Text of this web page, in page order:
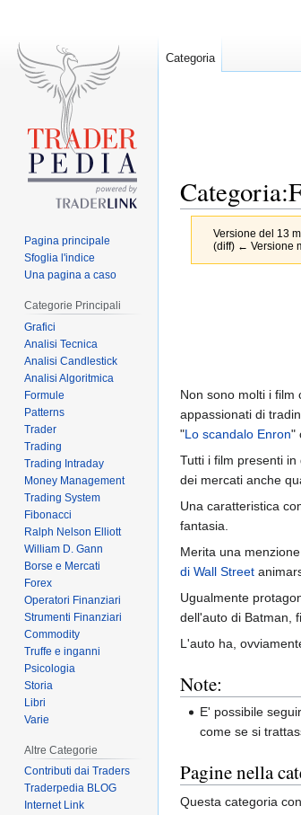
Versione del 13
(diff) ← Versione
Non sono molti i film
appassionati di
"Lo scandalo Enron"
Tutti i film presenti
dei mercati anche
Una caratteristica
fantasia.
Merita una
di Wall Street
Ugualmente
dell'auto di Batman,
L'auto ha,
Note:
E' possibile
come se si
Pagine nella
Questa categoria
Categoria
Pagina principale
Sfoglia l'indice
Una pagina a caso
Categorie Principali
Grafici
Analisi Tecnica
Analisi Candlestick
Analisi Algoritmica
Formule
Patterns
Trader
Trading
Trading Intraday
Money Management
Trading System
Fibonacci
Ralph Nelson Elliott
William D. Gann
Borse e Mercati
Forex
Operatori Finanziari
Strumenti Finanziari
Commodity
Truffe e inganni
Psicologia
Storia
Libri
Varie
Altre Categorie
Contributi dai Traders
Traderpedia BLOG
Internet Link